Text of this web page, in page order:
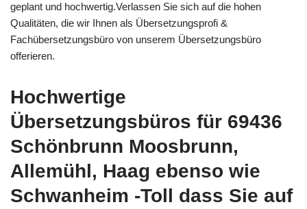
geplant und hochwertig.Verlassen Sie sich auf die hohen
Qualitäten, die wir Ihnen als Übersetzungsprofi &
Fachübersetzungsbüro von unserem Übersetzungsbüro
offerieren.
Hochwertige
Übersetzungsbüros für 69436
Schönbrunn Moosbrunn,
Allemühl, Haag ebenso wie
Schwanheim -Toll dass Sie auf